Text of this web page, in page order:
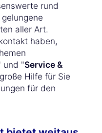
rund
aller Art.
haben,
und "Service &
Hilfe für Sie
für den